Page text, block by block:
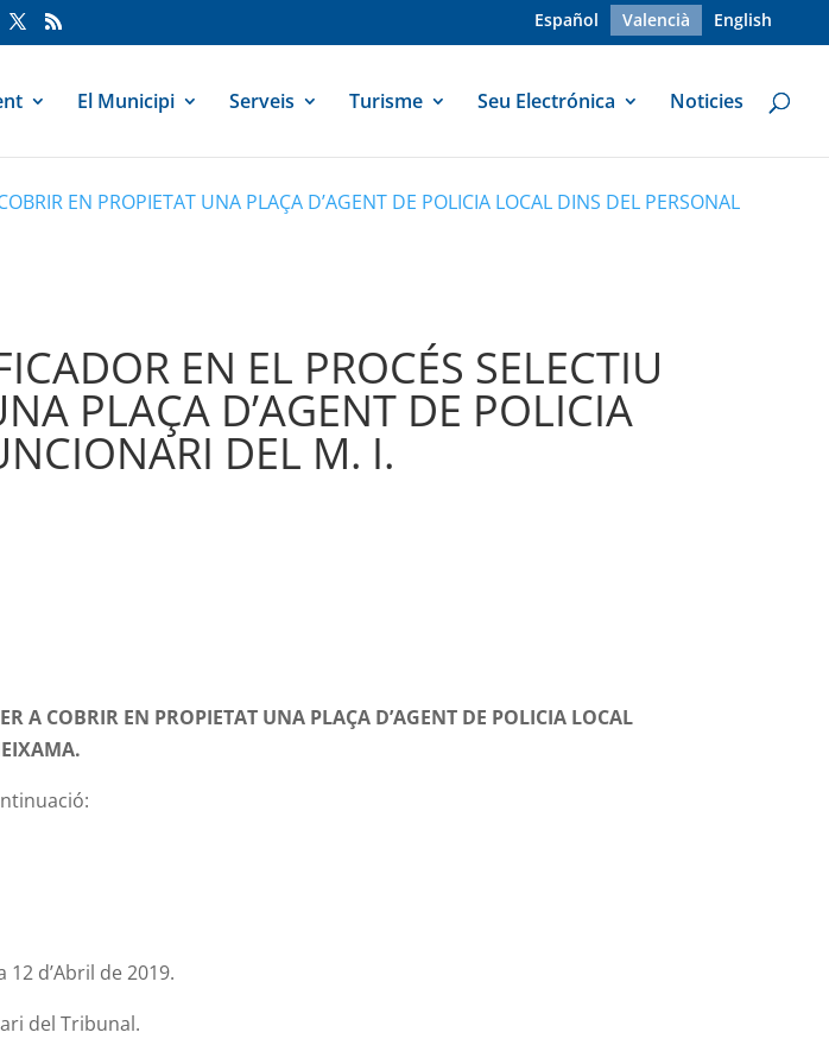
Español Valencià English
El Municipi Serveis Turisme Seu Electrónica Noticies
EN PROPIETAT UNA PLAÇA D’AGENT DE POLICIA LOCAL DINS DEL PERSONAL
EN EL PROCÉS SELECTIU
PLAÇA D’AGENT DE POLICIA
DEL M. I.
A COBRIR EN PROPIETAT UNA PLAÇA D’AGENT DE POLICIA LOCAL
12 d’Abril de 2019.
del Tribunal.